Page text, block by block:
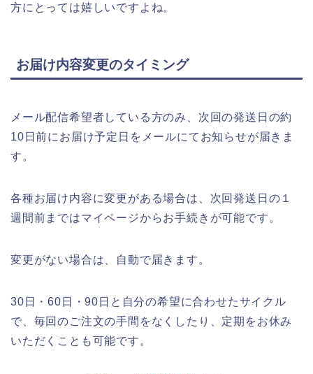
方にとっては嬉しいですよね。
お届け内容変更のタイミング
メール配信希望者している方のみ、次回の発送日の約
10日前にお届け予定日をメールにてお知らせが届きま
す。
各種お届け内容に変更がある場合は、次回発送日の１
週間前まではマイページからお手続きが可能です。
変更がない場合は、自動で届きます。
30日・60日・90日と自分の希望に合わせたサイクル
で、毎回のご注文の手間をなくしたり、定期をお休み
いただくことも可能です。